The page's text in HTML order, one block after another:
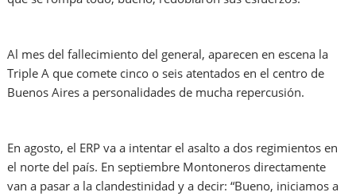
Al mes del fallecimiento del general, aparecen en escena la
Triple A que comete cinco o seis atentados en el centro de
Buenos Aires a personalidades de mucha repercusión.
En agosto, el ERP va a intentar el asalto a dos regimientos en
el norte del país. En septiembre Montoneros directamente
van a pasar a la clandestinidad y a decir: “Bueno, iniciamos a